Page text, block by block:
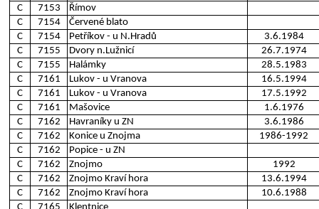
C
7153
Římov
C
7154
Červené blato
C
7154 Petříkov - u N.Hradů
3.6.1984
C
7155 Dvory n.Lužnicí
26.7.1974
C
7155 Halámky
28.5.1983
C
7161 Lukov - u Vranova
16.5.1994
C
7161 Lukov - u Vranova
17.5.1992
C
7161 Mašovice
1.6.1976
C
7162 Havraníky u ZN
3.6.1986
C
7162 Konice u Znojma
1986-1992
C
7162
Popice - u ZN
C
7162 Znojmo
1992
C
7162 Znojmo Kraví hora
13.6.1994
C
7162 Znojmo Kraví hora
10.6.1988